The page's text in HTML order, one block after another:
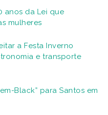
anos da Lei que
mulheres
a Festa Inverno
e transporte
Black” para Santos em